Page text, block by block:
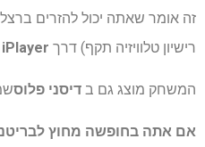
זה אומר שאתה יכול להזרים
רישיון טלוויזיה תקף) דרך iPlayer
המשחק מוצג גם ב דיסני פלוס
אם אתה בחופשה מחוץ